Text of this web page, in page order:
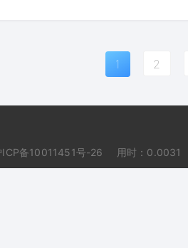
1 2
备10011451号-26 用时：0.0031